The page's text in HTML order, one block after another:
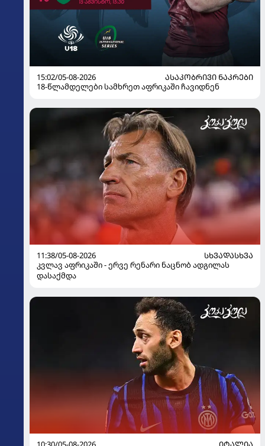
15:02/05-08-2026
ᲐᲡᲐᲙᲝᲑᲠᲘᲕᲘ ᲜᲐᲙᲠᲔᲑᲘ
18-წლამდელები სამხრეთ აფრიკაში ჩავიდნენ
11:38/05-08-2026
ᲡᲮᲕᲐᲓᲐᲡᲮᲕᲐ
კვლავ აფრიკაში - ერვე რენარი ნაცნობ ადგილას
დასაქმდა